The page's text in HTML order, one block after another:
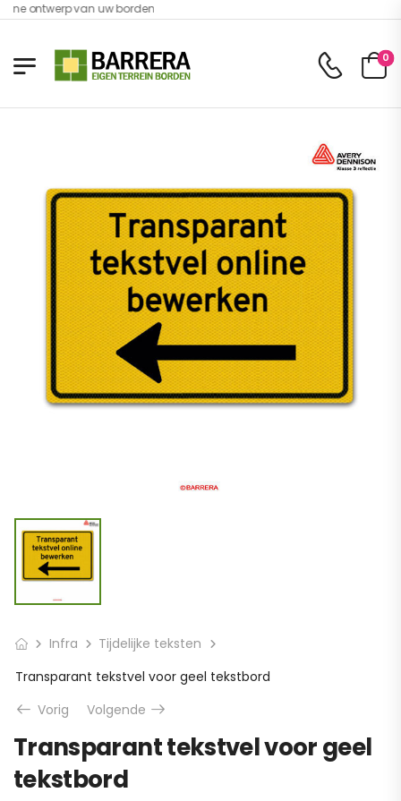
ontwerp van uw borden
0
Infra
Tijdelijke teksten
Transparant tekstvel voor geel tekstbord
Vorig
Volgende
Transparant tekstvel voor geel
tekstbord